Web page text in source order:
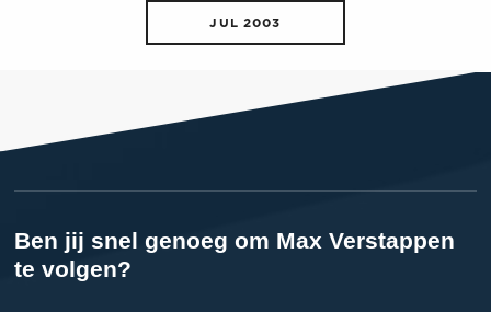
JUL 2003
Ben jij snel genoeg om Max Verstappen
te volgen?